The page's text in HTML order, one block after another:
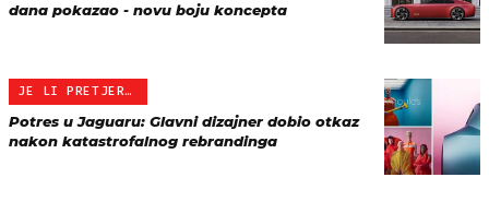
dana pokazao - novu boju koncepta
JE LI PRETJERAO?
Potres u Jaguaru: Glavni dizajner dobio otkaz
nakon katastrofalnog rebrandinga